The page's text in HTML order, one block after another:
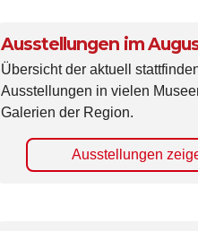
Ausstellungen im
Übersicht der aktuell
Ausstellungen in vielen
Galerien der Region.
Ausstellungen